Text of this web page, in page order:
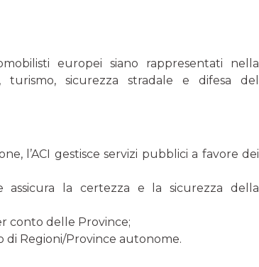
europei siano rappresentati nella
sicurezza stradale e difesa del
l’ACI gestisce servizi pubblici a favore dei
assicura la certezza e la sicurezza della
conto delle Province;
di Regioni/Province autonome.